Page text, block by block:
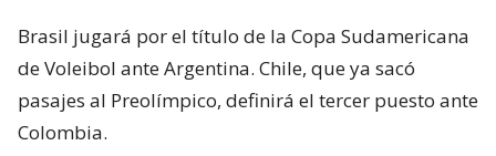
Brasil jugará por el título de la Copa Sudamericana
de Voleibol ante Argentina. Chile, que ya sacó
pasajes al Preolímpico, definirá el tercer puesto ante
Colombia.